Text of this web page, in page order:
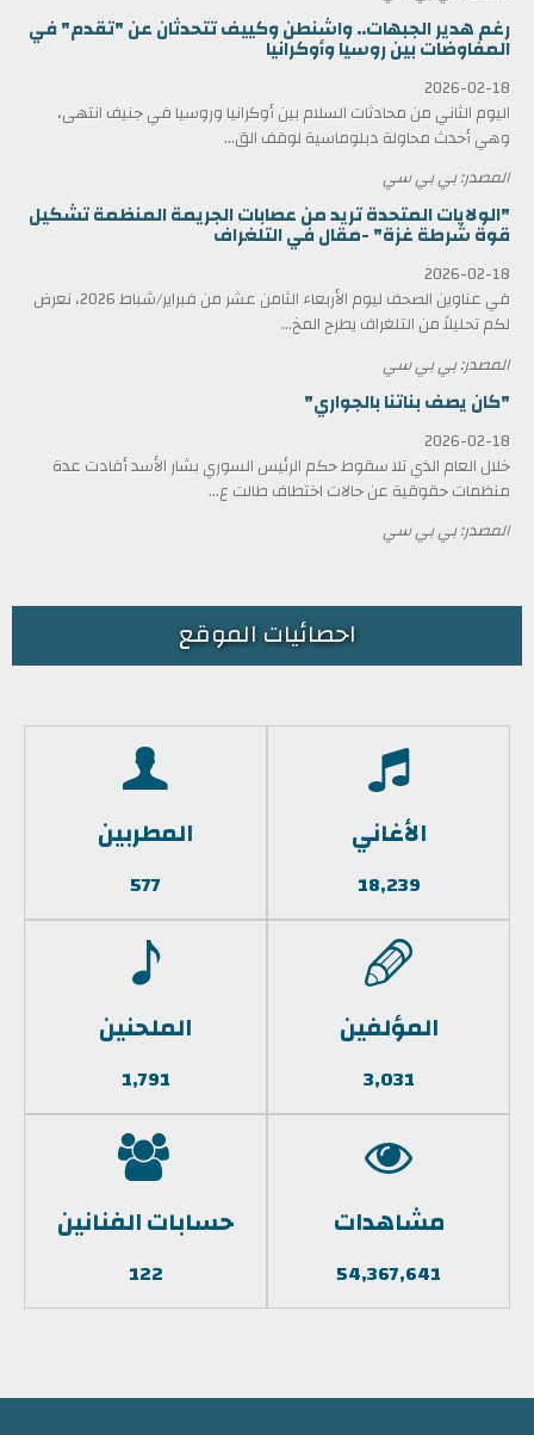
رغم هدير الجبهات.. واشنطن وكييف تتحدثان عن "تقدم" في
المفاوضات بين روسيا وأوكرانيا
2026-02-18
اليوم الثاني من محادثات السلام بين أوكرانيا وروسيا في جنيف انتهى،
وهي أحدث محاولة دبلوماسية لوقف الق...
المصدر: بي بي سي
"الولايات المتحدة تريد من عصابات الجريمة المنظمة تشكيل
قوة شرطة غزة" -مقال في التلغراف
2026-02-18
في عناوين الصحف ليوم الأربعاء الثامن عشر من فبراير/شباط 2026، نعرض
لكم تحليلاً من التلغراف يطرح المخ...
المصدر: بي بي سي
"كان يصف بناتنا بالجواري"
2026-02-18
خلال العام الذي تلا سقوط حكم الرئيس السوري بشار الأسد أفادت عدة
منظمات حقوقية عن حالات اختطاف طالت ع...
المصدر: بي بي سي
احصائيات الموقع
الأغاني
18,239
المطربين
577
المؤلفين
3,031
الملحنين
1,791
مشاهدات
54,367,641
حسابات الفنانين
122